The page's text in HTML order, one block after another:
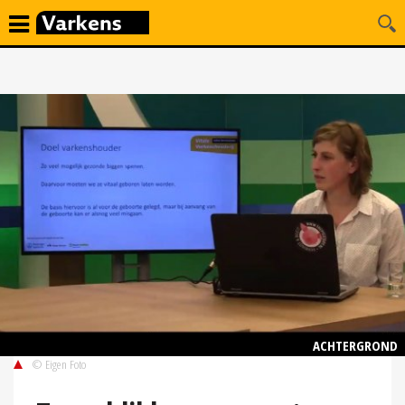
ACHTERGROND
© Eigen Foto